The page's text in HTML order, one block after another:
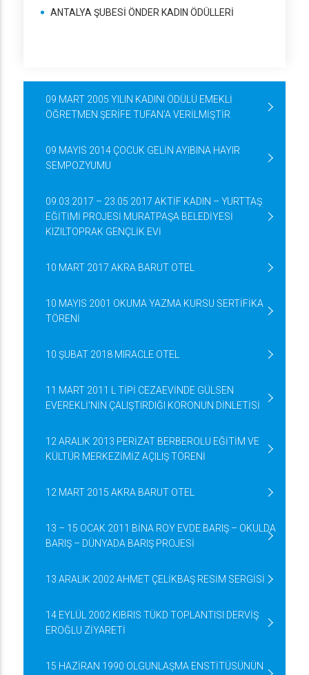
ANTALYA ŞUBESİ ÖNDER KADIN ÖDÜLLERİ
09 MART 2005 YILIN KADINI ÖDÜLÜ EMEKLİ
ÖĞRETMEN ŞERİFE TUFAN’A VERİLMİŞTİR
09 MAYIS 2014 ÇOCUK GELİN AYIBINA HAYIR
SEMPOZYUMU
09.03.2017 – 23.05 2017 AKTİF KADIN – YURTTAŞ
EĞİTİMİ PROJESİ MURATPAŞA BELEDİYESİ
KIZILTOPRAK GENÇLİK EVİ
10 MART 2017 AKRA BARUT OTEL
10 MAYIS 2001 OKUMA YAZMA KURSU SERTİFİKA
TÖRENİ
10 ŞUBAT 2018 MIRACLE OTEL
11 MART 2011 L TİPİ CEZAEVİNDE GÜLSEN
EVEREKLİ’NİN ÇALIŞTIRDIĞI KORONUN DİNLETİSİ
12 ARALIK 2013 PERİZAT BERBEROLU EĞİTİM VE
KÜLTÜR MERKEZİMİZ AÇILIŞ TÖRENİ
12 MART 2015 AKRA BARUT OTEL
13 – 15 OCAK 2011 BİNA ROY EVDE BARIŞ – OKULDA
BARIŞ – DÜNYADA BARIŞ PROJESİ
13 ARALIK 2002 AHMET ÇELİKBAŞ RESİM SERGİSİ
14 EYLÜL 2002 KIBRIS TÜKD TOPLANTISI DERVİŞ
EROĞLU ZİYARETİ
15 HAZİRAN 1990 OLGUNLAŞMA ENSTİTÜSÜNÜN